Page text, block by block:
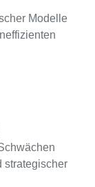
Modelle
strategischer